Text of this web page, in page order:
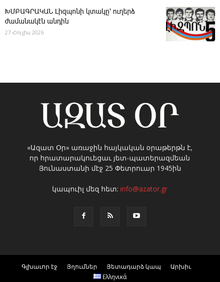
ԽՄԲԱԳՐԱԿԱՆ ­Լիզպոնի կտակը՝ ուղերձ
ժամանակէն անդին
27 Հուլիս 2026
«Ազատ Օր» առաջին հայկական օրաթերթն է,
որ հրատարակուեցաւ յետ-պատերազմեան
Յունաստանի մէջ 25 Փետրուար 1945ին
կապուիլ մեզ հետ:info@azator.gr
Գլխաւոր էջ Յղումներ Յետադարձ կապ
Արխիւ
Ελληνικά